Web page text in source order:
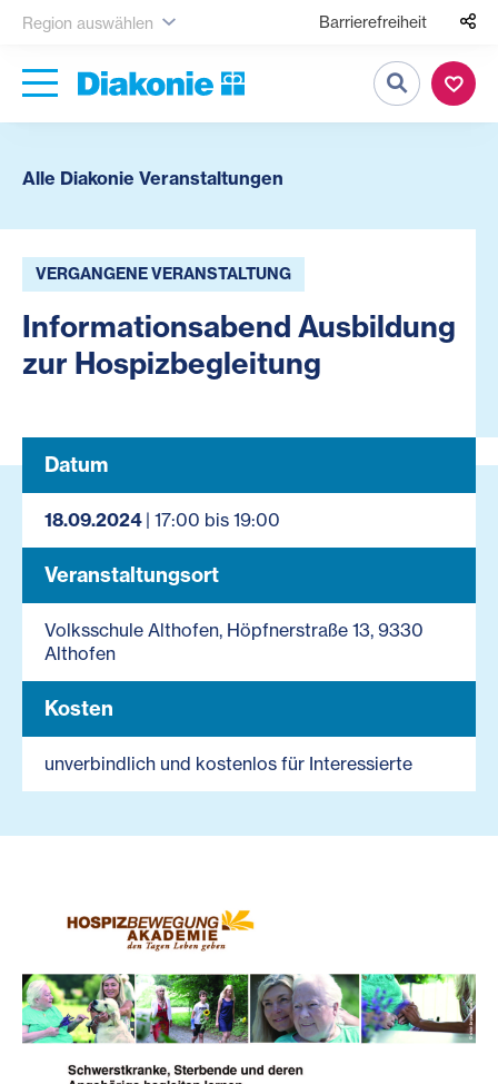
Region auswählen Barrierefreiheit
Suche
Alle Diakonie Veranstaltungen
VERGANGENE VERANSTALTUNG
Informationsabend Ausbildung
zur Hospizbegleitung
Datum
18.09.2024| 17:00 bis 19:00
Veranstaltungsort
Volksschule Althofen, Höpfnerstraße 13, 9330
Althofen
Kosten
unverbindlich und kostenlos für Interessierte